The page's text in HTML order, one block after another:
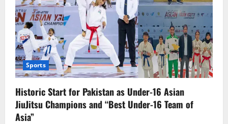
a
t
i
o
n
Sports
Historic Start for Pakistan as Under-16 Asian
JiuJitsu Champions and “Best Under-16 Team of
Asia”